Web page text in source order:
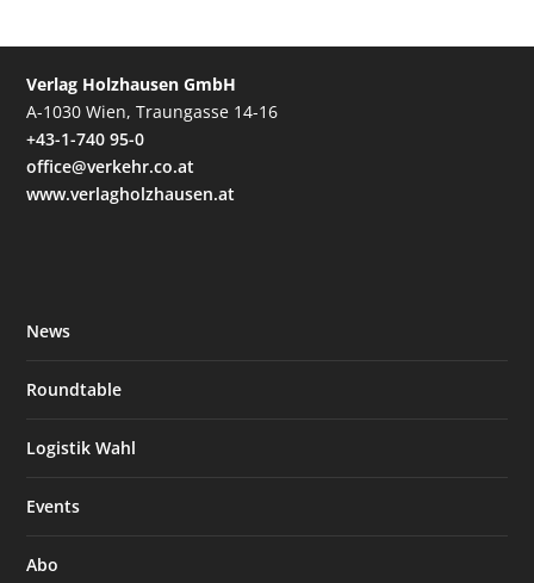
Verlag Holzhausen GmbH
A-1030 Wien, Traungasse 14-16
+43-1-740 95-0
office@verkehr.co.at
www.verlagholzhausen.at
News
Roundtable
Logistik Wahl
Events
Abo